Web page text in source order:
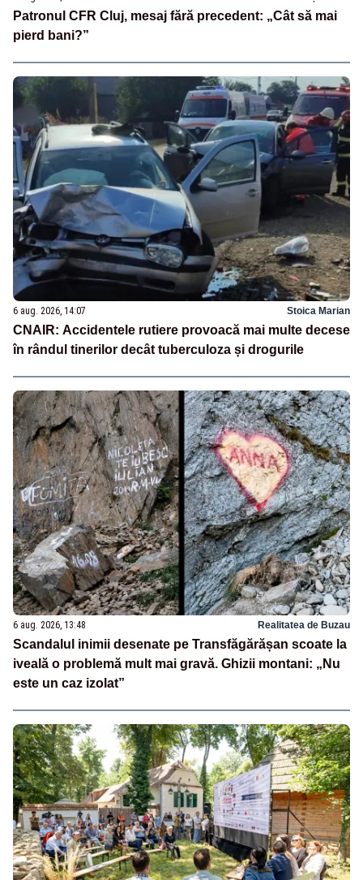
Patronul CFR Cluj, mesaj fără precedent: „Cât să mai
pierd bani?”
6 aug. 2026, 14:07 Stoica Marian
CNAIR: Accidentele rutiere provoacă mai multe decese
în rândul tinerilor decât tuberculoza și drogurile
6 aug. 2026, 13:48 Realitatea de Buzau
Scandalul inimii desenate pe Transfăgărășan scoate la
iveală o problemă mult mai gravă. Ghizii montani: „Nu
este un caz izolat”